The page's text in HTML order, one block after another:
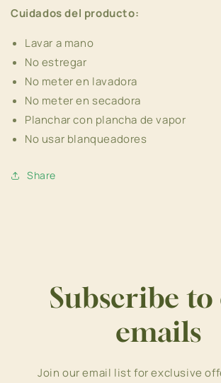
Cuidados del producto:
Lavar a mano
No estregar
No meter en lavadora
No meter en secadora
Planchar con plancha de vapor
No usar blanqueadores
Share
Subscribe
emails
Join our email list for exclusive